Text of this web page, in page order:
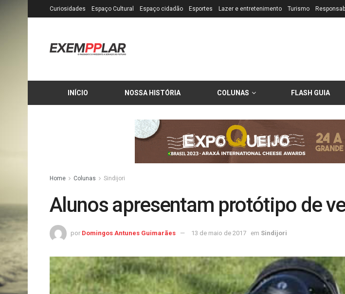
Curiosidades Espaço Cultural Espaço cidadão Esportes Lazer e entretenimento Turismo
INÍCIO NOSSA HISTÓRIA COLUNAS FLASH GUIA
Home Colunas Sindijori
Alunos apresentam protótipo de
por Domingos Antunes Guimarães 13 de maio de 2017 em Sindijori